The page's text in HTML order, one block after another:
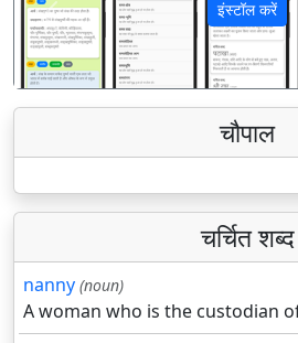
इंस्टॉल करें
पिछला
चौपाल
चर्चित शब्द
nanny (noun)
A woman who is the custodian